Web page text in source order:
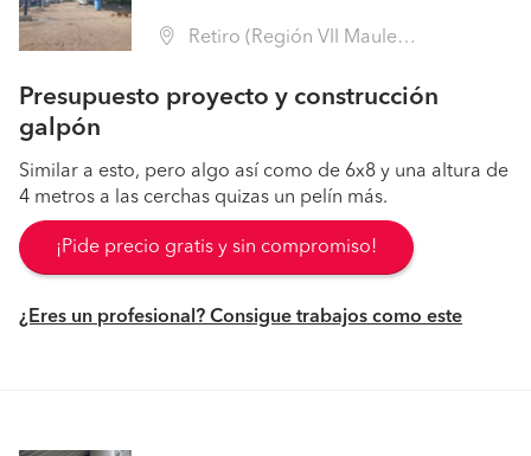
Retiro (Región VII Maule - Linares)
Presupuesto proyecto y construcción
galpón
Similar a esto, pero algo así como de 6x8 y una altura de
4 metros a las cerchas quizas un pelín más.
¡Pide precio gratis y sin compromiso!
¿Eres un profesional? Consigue trabajos como este